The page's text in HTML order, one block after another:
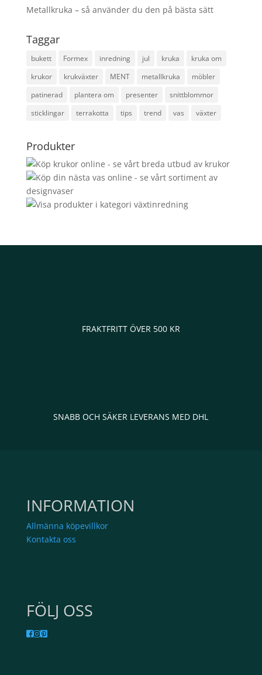
Metallkruka – så använder du den på bästa sätt
Taggar
bukett Formex inredning jul kruka
kruka om
krukor
krukväxter MENT metallkruka
möbler
patinerad
plantera om presenter
snittblommor
sticklingar
terrakotta tips trend vas växter
Produkter
FRAKTFRITT ÖVER 500 KR
SNABB OCH SÄKER LEVERANS MED DHL
INFORMATION
Allmänna köpevillkor
Kontakta oss
FÖLJ OSS